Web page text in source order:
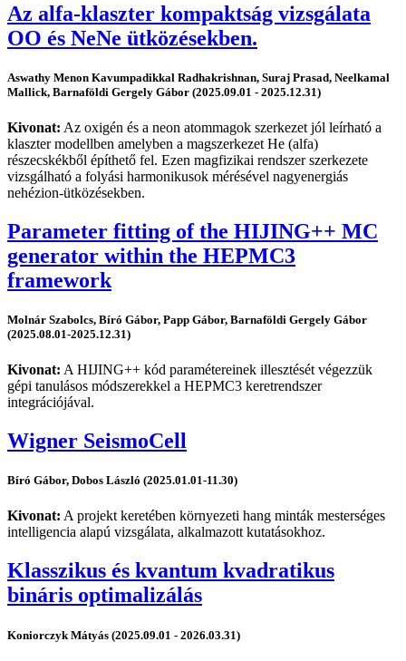
Az alfa-klaszter kompaktság vizsgálata
OO és NeNe ütközésekben.
Aswathy Menon Kavumpadikkal Radhakrishnan, Suraj Prasad, Neelkamal
Mallick, Barnaföldi Gergely Gábor (2025.09.01 - 2025.12.31)
Kivonat: Az oxigén és a neon atommagok szerkezet jól leírható a
klaszter modellben amelyben a magszerkezet He (alfa)
részecskékből építhető fel. Ezen magfizikai rendszer szerkezete
vizsgálható a folyási harmonikusok mérésével nagyenergiás
nehézion-ütközésekben.
Parameter fitting of the HIJING++ MC
generator within the HEPMC3
framework
Molnár Szabolcs, Bíró Gábor, Papp Gábor, Barnaföldi Gergely Gábor
(2025.08.01-2025.12.31)
Kivonat: A HIJING++ kód paramétereinek illesztését végezzük
gépi tanulásos módszerekkel a HEPMC3 keretrendszer
integrációjával.
Wigner SeismoCell
Bíró Gábor, Dobos László (2025.01.01-11.30)
Kivonat: A projekt keretében környezeti hang minták mesterséges
intelligencia alapú vizsgálata, alkalmazott kutatásokhoz.
Klasszikus és kvantum kvadratikus
bináris optimalizálás
Koniorczyk Mátyás (2025.09.01 - 2026.03.31)